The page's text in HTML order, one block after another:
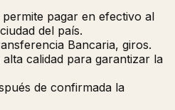
permite pagar en efectivo al
del país.
Bancaria, giros.
calidad para garantizar la
de confirmada la